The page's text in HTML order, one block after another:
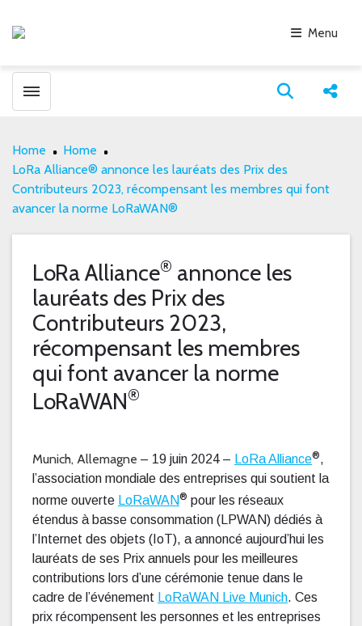
Menu
Toggle menubar Open
Home
Home
LoRa Alliance® annonce les lauréats des Prix des
Contributeurs 2023, récompensant les membres qui font
avancer la norme LoRaWAN®
LoRa Alliance® annonce les
lauréats des Prix des
Contributeurs 2023,
récompensant les membres
qui font avancer la norme
LoRaWAN®
Munich, Allemagne – 19 juin 2024 – LoRa Alliance®,
l’association mondiale des entreprises qui soutient la
norme ouverte LoRaWAN® pour les réseaux
étendus à basse consommation (LPWAN) dédiés à
l’Internet des objets (IoT), a annoncé aujourd’hui les
lauréats de ses Prix annuels pour les meilleures
contributions lors d’une cérémonie tenue dans le
cadre de l’événement LoRaWAN Live Munich. Ces
prix récompensent les personnes et les entreprises